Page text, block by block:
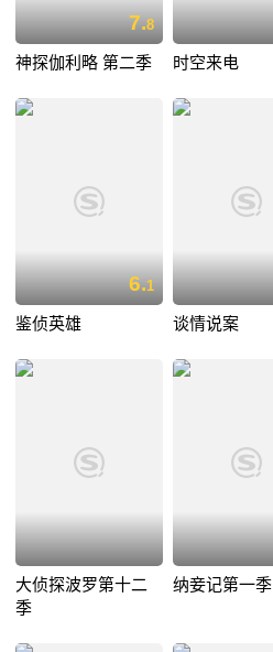
7.8
神探伽利略 第二季 时空来电
6.1
鉴侦英雄 谈情说案
大侦探波罗第十二
季
纳妾记第一季